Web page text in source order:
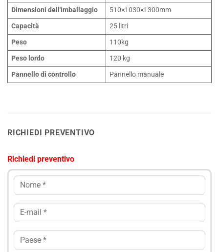
Dimensioni dell'imballaggio
510×1030×1300mm
Capacità
25 litri
Peso
110kg
Peso lordo
120 kg
Pannello di controllo
Pannello manuale
RICHIEDI PREVENTIVO
Richiedi preventivo